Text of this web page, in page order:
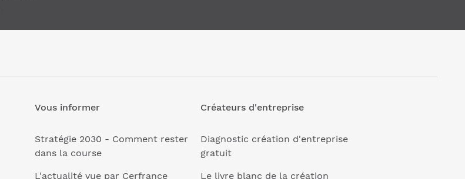
Vous informer
Stratégie 2030 - Comment rester
dans la course
L'actualité vue par Cerfrance
Créateurs d'entreprise
Diagnostic création d'entreprise
gratuit
Le livre blanc de la création